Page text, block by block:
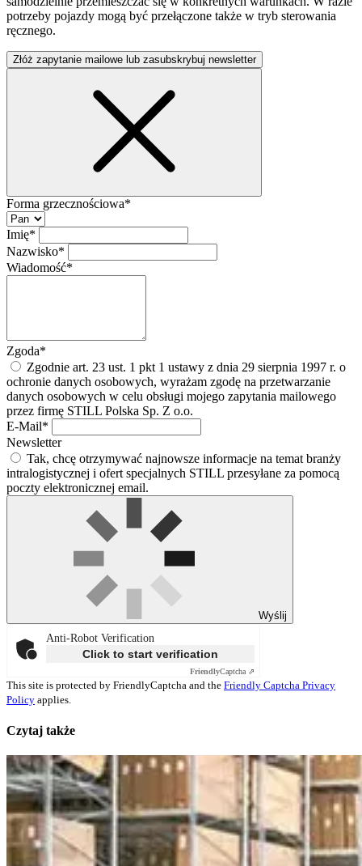
potrzeby pojazdy mogą być przełączone także w tryb sterowania
ręcznego.
Złóż zapytanie mailowe lub zasubskrybuj newsletter
Forma grzecznościowa*
Imię*
Nazwisko*
Wiadomość*
Zgoda*
Zgodnie art. 23 ust. 1 pkt 1 ustawy z dnia 29 sierpnia 1997 r. o
ochronie danych osobowych, wyrażam zgodę na przetwarzanie
danych osobowych w celu obsługi mojego zapytania mailowego
przez firmę STILL Polska Sp. Z o.o.
E-Mail*
Newsletter
Tak, chcę otrzymywać najnowsze informacje na temat branży
intralogistycznej i ofert specjalnych STILL przesyłane za pomocą
poczty elektronicznej email.
Wyślij
Anti-Robot Verification
Click to start verification
FriendlyCaptcha ⇗
This site is protected by FriendlyCaptcha and the Friendly Captcha Privacy
Policy applies.
Czytaj także